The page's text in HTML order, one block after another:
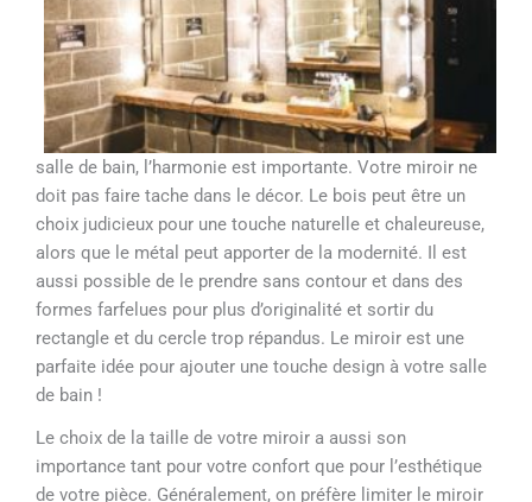
salle de bain, l’harmonie est importante. Votre miroir ne
doit pas faire tache dans le décor. Le bois peut être un
choix judicieux pour une touche naturelle et chaleureuse,
alors que le métal peut apporter de la modernité. Il est
aussi possible de le prendre sans contour et dans des
formes farfelues pour plus d’originalité et sortir du
rectangle et du cercle trop répandus. Le miroir est une
parfaite idée pour ajouter une touche design à votre salle
de bain !
Le choix de la taille de votre miroir a aussi son
importance tant pour votre confort que pour l’esthétique
de votre pièce. Généralement, on préfère limiter le miroir